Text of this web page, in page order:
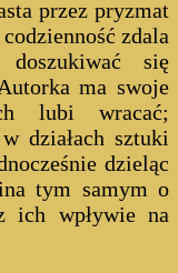
przez pryzmat
zdala
doszukiwać się
ma swoje
lubi wracać;
działach sztuki
dzieląc
tym samym o
ich wpływie na